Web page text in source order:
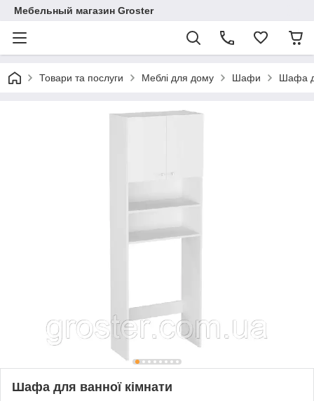
Мебельный магазин Groster
Товари та послуги Меблі для дому Шафи Шафа
Шафа для ванної кімнати